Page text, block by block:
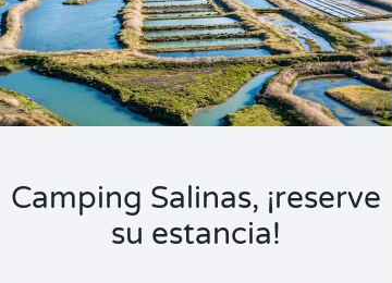
Camping Salinas, ¡reserve
su estancia!